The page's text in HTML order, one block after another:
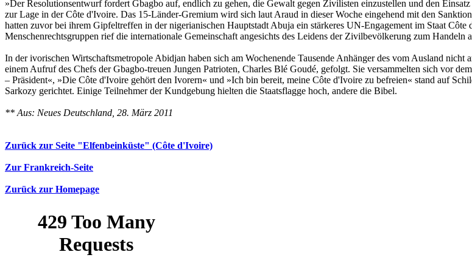
»Der Resolutionsentwurf fordert Gbagbo auf, endlich zu gehen, die Gewalt gegen Zivilisten einzustellen und den
zur Lage in der Côte d'Ivoire. Das 15-Länder-Gremium wird sich laut Araud in dieser Woche eingehend mit den
hatten zuvor bei ihrem Gipfeltreffen in der nigerianischen Hauptstadt Abuja ein stärkeres UN-Engagement im Staat
Menschenrechtsgruppen rief die internationale Gemeinschaft angesichts des Leidens der Zivilbevölkerung zum Handeln
In der ivorischen Wirtschaftsmetropole Abidjan haben sich am Wochenende Tausende Anhänger des vom Ausland
einem Aufruf des Chefs der Gbagbo-treuen Jungen Patrioten, Charles Blé Goudé, gefolgt. Sie versammelten sich vor
– Präsident«, »Die Côte d'Ivoire gehört den Ivorern« und »Ich bin bereit, meine Côte d'Ivoire zu befreien« stand auf
Sarkozy gerichtet. Einige Teilnehmer der Kundgebung hielten die Staatsflagge hoch, andere die Bibel.
** Aus: Neues Deutschland, 28. März 2011
Zurück zur Seite "Elfenbeinküste" (Côte d'Ivoire)
Zur Frankreich-Seite
Zurück zur Homepage